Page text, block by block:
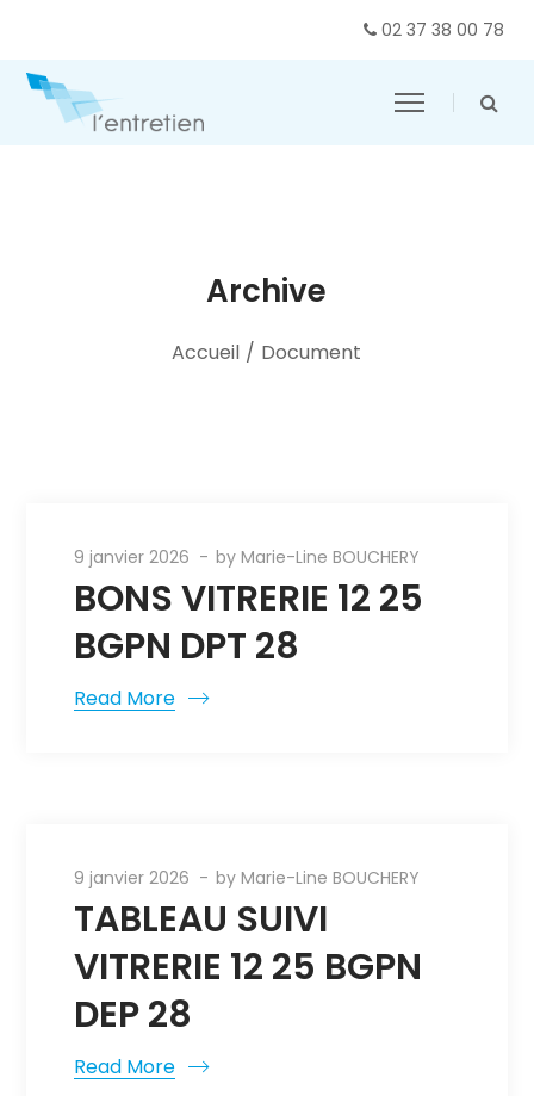
02 37 38 00 78
Archive
Accueil / Document
9 janvier 2026 byMarie-Line BOUCHERY
BONS VITRERIE 12 25
BGPN DPT 28
Read More
9 janvier 2026 byMarie-Line BOUCHERY
TABLEAU SUIVI
VITRERIE 12 25 BGPN
DEP 28
Read More